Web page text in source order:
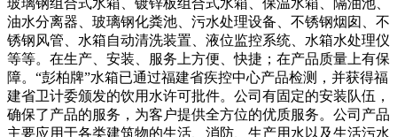
油水分离器、玻璃钢化粪池、污水处理设备、不锈钢烟囱、不
锈钢风管、水箱自动清洗装置、液位监控系统、水箱水处理仪
等等。在生产、安装、服务上方便、快捷；在产品质量上有保
障。“彭柏牌”水箱已通过福建省疾控中心产品检测，并获得福
建省卫计委颁发的饮用水许可批件。公司有固定的安装队伍，
确保了产品的服务，为客户提供全方位的优质服务。公司产品
主要应用于各类建筑物的生活、消防、生产用水以及生活污水